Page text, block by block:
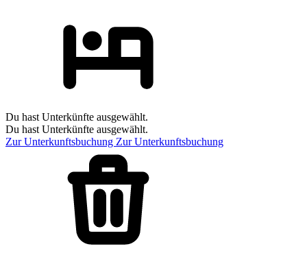
Du hast Unterkünfte ausgewählt.
Du hast Unterkünfte ausgewählt.
Zur Unterkunftsbuchung Zur Unterkunftsbuchung